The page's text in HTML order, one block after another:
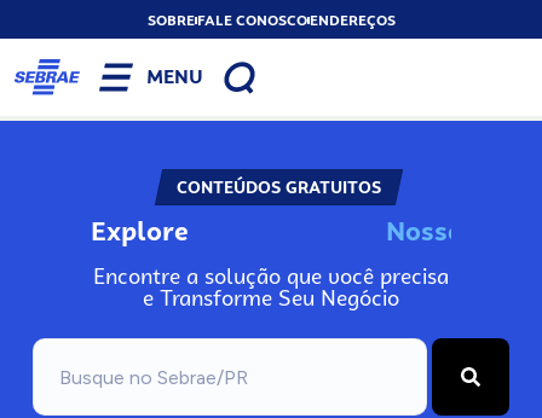
SOBREFALE CONOSCOENDEREÇOS
MENU
CONTEÚDOS GRATUITOS
Explore No
Encontre a solução que você precisa
e Transforme Seu Negócio